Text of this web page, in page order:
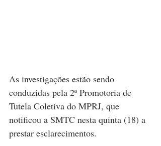
As investigações estão sendo
conduzidas pela 2ª Promotoria de
Tutela Coletiva do MPRJ, que
notificou a SMTC nesta quinta (18) a
prestar esclarecimentos.